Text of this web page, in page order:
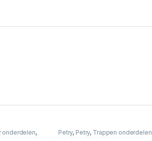
onderdelen,
Petry, Petry, Trappen onderdelen